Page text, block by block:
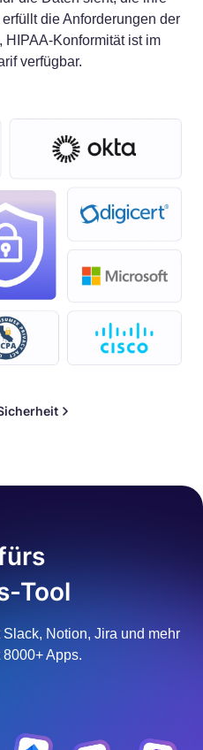
die Anforderungen der
HIPAA-Konformität ist im
verfügbar.
Tool
Notion, Jira und mehr
Apps.